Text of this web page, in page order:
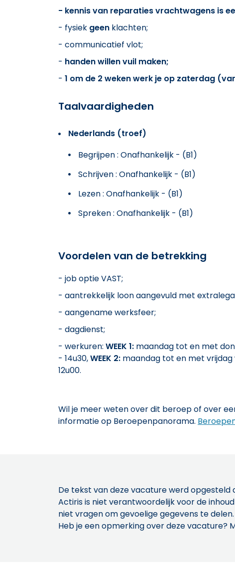
- kennis van reparaties vrachtwagens is
- fysiek geen klachten;
- communicatief vlot;
- handen willen vuil maken;
- 1 om de 2 weken werk je op zaterdag
Taalvaardigheden
Nederlands (troef)
Begrijpen : Onafhankelijk - (B1)
Schrijven : Onafhankelijk - (B1)
Lezen : Onafhankelijk - (B1)
Spreken : Onafhankelijk - (B1)
Voordelen van de betrekking
- job optie VAST;
- aantrekkelijk loon aangevuld met
- aangename werksfeer;
- dagdienst;
- werkuren: WEEK 1: maandag tot en met
- 14u30,WEEK 2: maandag tot en met vrijdag
12u00.
Wil je meer weten over dit beroep of over
informatie op Beroepenpanorama.
De tekst van deze vacature werd opgesteld
Actiris is niet verantwoordelijk voor de
niet vragen om gevoelige gegevens te delen.
Heb je een opmerking over deze vacature?